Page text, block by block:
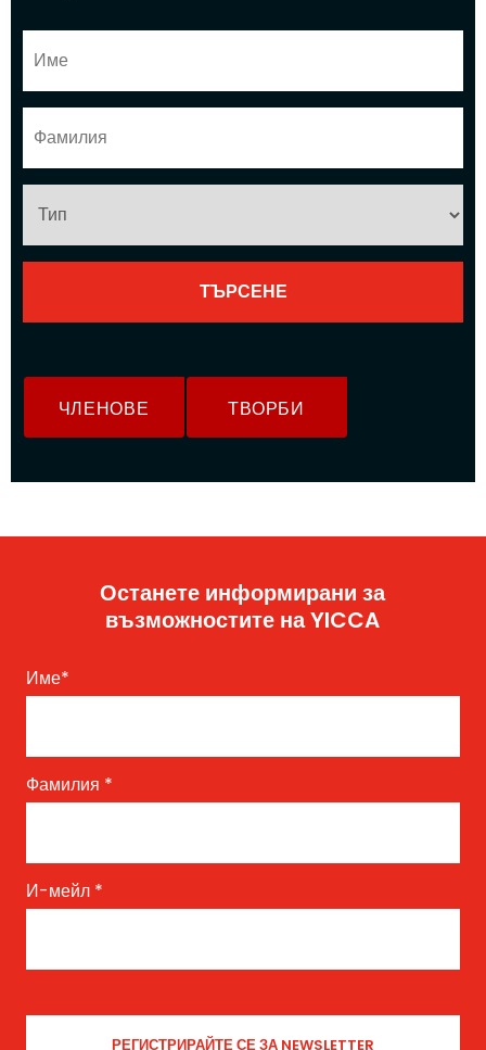
ЧЛЕНОВЕ ТВОРБИ
Останете информирани за
възможностите на YICCA
Име*
Фамилия *
И-мейл *